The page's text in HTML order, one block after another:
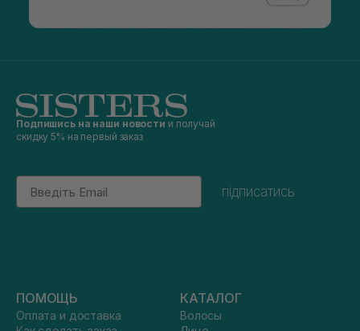
Подпишись на наши новости и получай
скидку 5% на первый заказ
Email
підписатись
ПОМОЩЬ
Оплата и доставка
КАТАЛОГ
Волосы